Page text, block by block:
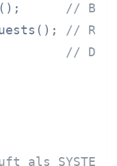
//
//
//
als SYSTEM